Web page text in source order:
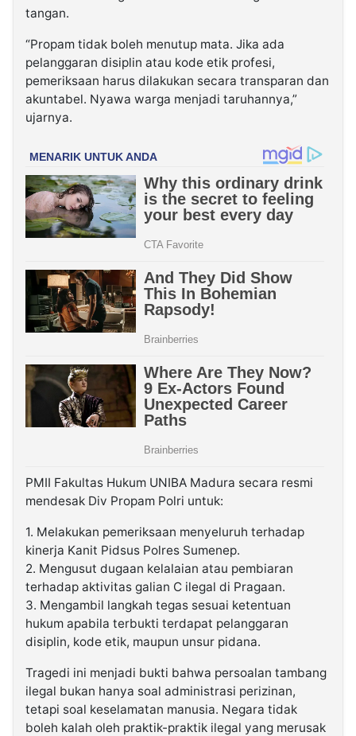
tangan.
“Propam tidak boleh menutup mata. Jika ada
pelanggaran disiplin atau kode etik profesi,
pemeriksaan harus dilakukan secara transparan dan
akuntabel. Nyawa warga menjadi taruhannya,”
ujarnya.
PMII Fakultas Hukum UNIBA Madura secara resmi
mendesak Div Propam Polri untuk:
1. Melakukan pemeriksaan menyeluruh terhadap
kinerja Kanit Pidsus Polres Sumenep.
2. Mengusut dugaan kelalaian atau pembiaran
terhadap aktivitas galian C ilegal di Pragaan.
3. Mengambil langkah tegas sesuai ketentuan
hukum apabila terbukti terdapat pelanggaran
disiplin, kode etik, maupun unsur pidana.
Tragedi ini menjadi bukti bahwa persoalan tambang
ilegal bukan hanya soal administrasi perizinan,
tetapi soal keselamatan manusia. Negara tidak
boleh kalah oleh praktik-praktik ilegal yang merusak